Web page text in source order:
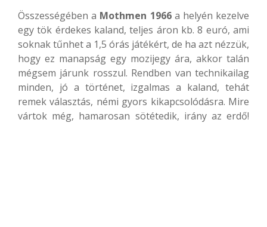
Összességében a Mothmen 1966a helyén kezelve
egy tök érdekes kaland, teljes áron kb. 8 euró, ami
soknak tűnhet a 1,5 órás játékért, de ha azt nézzük,
hogy ez manapság egy mozijegy ára, akkor talán
mégsem járunk rosszul. Rendben van technikailag
minden, jó a történet, izgalmas a kaland, tehát
remek választás, némi gyors kikapcsolódásra. Mire
vártok még, hamarosan sötétedik, irány az erdő!